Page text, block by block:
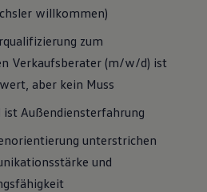
willkommen)
zum
Verkaufsberater (m/w/d) ist
aber kein Muss
Außendiensterfahrung
unterstrichen
und